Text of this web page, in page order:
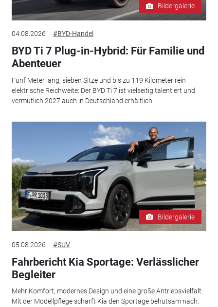
Bildergalerie
04.08.2026 #BYD-Handel
BYD Ti 7 Plug-in-Hybrid: Für Familie und
Abenteuer
Fünf Meter lang, sieben Sitze und bis zu 119 Kilometer rein
elektrische Reichweite: Der BYD Ti 7 ist vielseitig talentiert und
vermutlich 2027 auch in Deutschland erhältlich.
Bildergalerie
05.08.2026 #SUV
Fahrbericht Kia Sportage: Verlässlicher
Begleiter
Mehr Komfort, modernes Design und eine große Antriebsvielfalt:
Mit der Modellpflege schärft Kia den Sportage behutsam nach.